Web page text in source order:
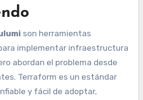
son herramientas
implementar infraestructura
abordan el problema desde
Terraform es un estándar
y fácil de adoptar,